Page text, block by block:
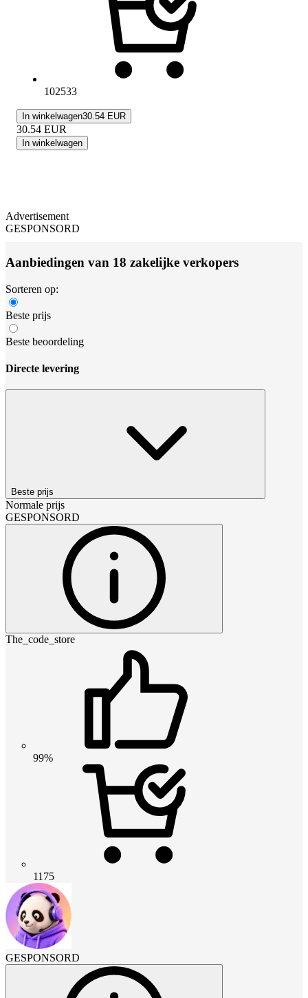
102533
In winkelwagen30.54 EUR
30.54 EUR
In winkelwagen
Advertisement
GESPONSORD
Aanbiedingen van 18 zakelijke verkopers
Sorteren op:
Beste prijs
Beste beoordeling
Directe levering
Beste prijs
Normale prijs
GESPONSORD
The_code_store
99%
1175
GESPONSORD